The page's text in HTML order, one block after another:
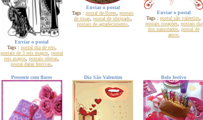
Enviar o postal
Tags : postal dia de reis,
postais de 3 reis magos, postal
reis magos, postais ofertas,
postal datas festivas,
Enviar o postal
Tags : postal de flores postais
de rosas, postal de obrigado,
postais de agradecimento,
Enviar o postal
Tags : postal são valentim
postais corações, postais dia
dos namorados postal de
amor,
Presente com flores Dia São Valentim Bolo festivo